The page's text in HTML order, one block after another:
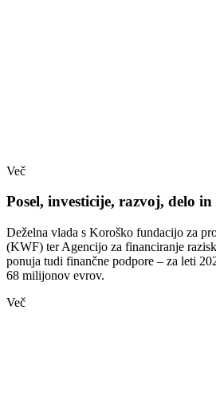
Več
Posel, investicije, razvoj, delo
Deželna vlada s Koroško fundacijo za
(KWF) ter Agencijo za financiranje
ponuja tudi finančne podpore – za leti
68 milijonov evrov.
Več